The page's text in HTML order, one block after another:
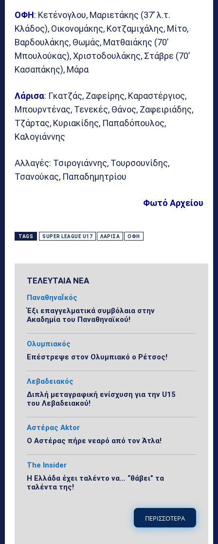
ΟΦΗ: Κετένογλου, Μαριετάκης (37’ λ.τ.
Κλάδος), Οικονομάκης, Κοτζαμιχάλης, Μίτο,
Βαρδουλάκης, Θωμάς, Ματθαιάκης (70’
Μπουλούκας), Χριστοδουλάκης, Στάβρε (70’
Κασαπάκης), Μάρα
Λάρισα: Γκατζάς, Ζαφείρης, Καραστέργιος,
Μπουρντένας, Τενεκές, Θάνος, Ζαφειριάδης,
Τζάρτας, Κυριακίδης, Παπαδόπουλος,
Καλογιάννης
Αλλαγές: Τσιρογιάννης, Τουρσουνίδης,
Τσανούκας, Παπαδημητρίου
Φωτό Αρχείου
TAGS SUPER LEAGUE U17 ΛΆΡΙΣΑ ΟΦΗ
ΤΕΛΕΥΤΑΙΑ ΝΕΑ
ΠαναθηναΪκός
Έξι επαγγελματικά συμβόλαια στην
Ακαδημία του Παναθηναϊκού!
Ολυμπιακός
Επέστρεψε στον Ολυμπιακό ο Ρέτσος!
Λεβαδειακός
Διπλή μεταγραφική ενίσχυση για την U15
του Λεβαδειακού!
Αστέρας Aktor
Ο Αστέρας πήρε νεαρό από τον Άτλα!
The Insider
Η Ελλάδα έχει ταλέντο να… “θάβει” τα
ταλέντα της!
ΠΕΡΙΣΣΟΤΕΡΑ